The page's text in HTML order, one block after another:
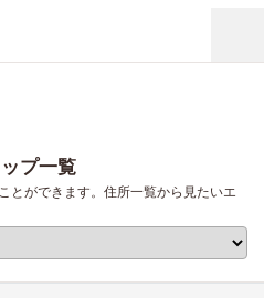
プ一覧
とができます。住所一覧から見たいエ